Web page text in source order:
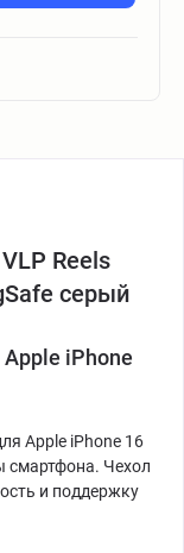
Reels
серый
iPhone
Apple iPhone 16
смартфона. Чехол
и поддержку